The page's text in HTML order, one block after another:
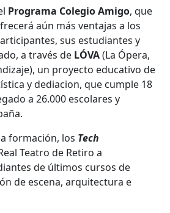
Programa Colegio Amigo, que
aún más ventajas a los
sus estudiantes y
a través de LÓVA(La Ópera,
un proyecto educativo de
y dediacion, que cumple 18
a 26.000 escolares y
formación, los Tech
Teatro de Retiro a
de últimos cursos de
de escena, arquitectura e